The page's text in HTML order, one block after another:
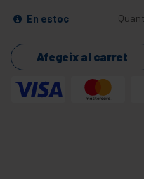
En estoc
Afegeix al carret